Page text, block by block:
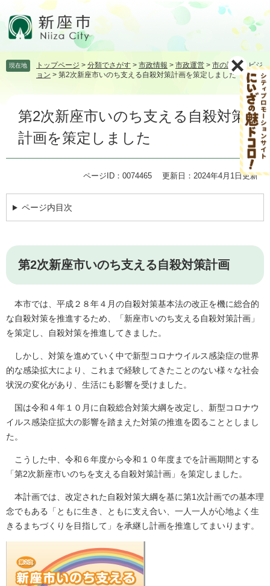
頭飛 現在地 トップページ > 分類でさがす > 市政情報 > 市政運営 > 市の計画・ビジ
ョン > 第2次新座市いのち支える自殺対策計画を策定しました
第2次新座市いのち支える自殺対策
計画を策定しました
ページID：0074465 更新日：2024年4月1日更新
ページ内目次
第2次新座市いのち支える自殺対策計画
本市では、平成２８年４月の自殺対策基本法の改正を機に総合的
な自殺対策を推進するため、「新座市いのち支える自殺対策計画」
を策定し、自殺対策を推進してきました。
しかし、対策を進めていく中で新型コロナウイルス感染症の世界
的な感染拡大により、これまで経験してきたことのない様々な社会
状況の変化があり、生活にも影響を受けました。
国は令和４年１０月に自殺総合対策大綱を改定し、新型コロナウ
イルス感染症拡大の影響を踏まえた対策の推進を図ることとしまし
た。
こうした中、令和６年度から令和１０年度までを計画期間とする
「第2次新座市いのちを支える自殺対策計画」を策定しました。
本計画では、改定された自殺対策大綱を基に第1次計画での基本理
念でもある「ともに生き、ともに支え合い、一人一人が心地よく生
きるまちづくりを目指して」を承継し計画を推進してまいります。